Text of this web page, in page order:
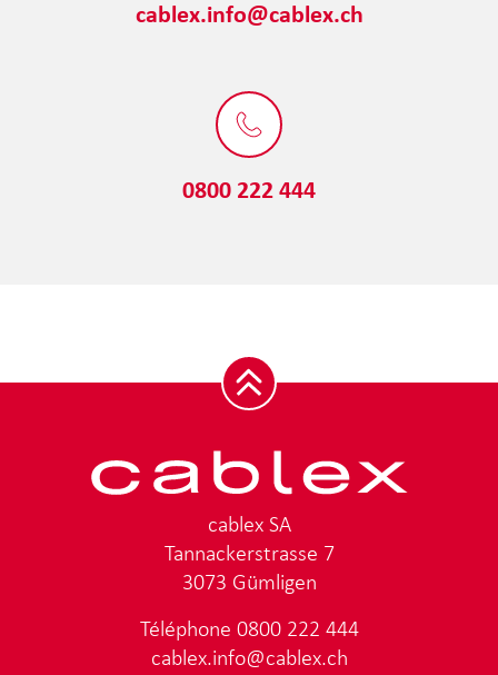
cablex.info@cablex.ch
0800 222 444
cablex SA
Tannackerstrasse 7
3073 Gümligen
Téléphone 0800 222 444
cablex.info@cablex.ch